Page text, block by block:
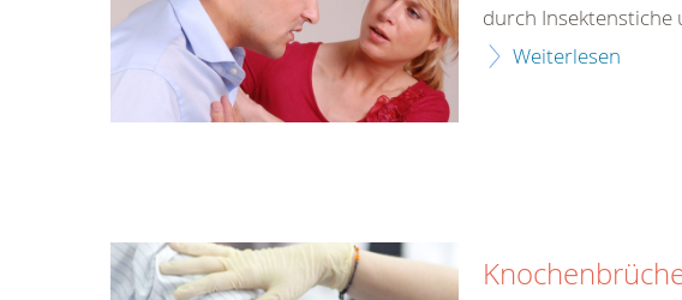
durch Insektenstiche
Weiterlesen